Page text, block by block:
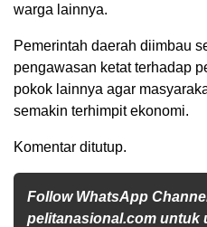
warga lainnya.
Pemerintah daerah diimbau
pengawasan ketat terhadap
pokok lainnya agar
semakin terhimpit ekonomi.
Komentar ditutup.
Follow WhatsApp
pelitanasional.com untuk